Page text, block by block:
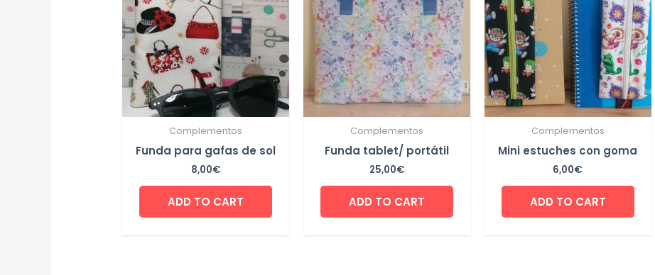
Complementos
Funda para gafas de sol
8,00€
ADD TO CART
Complementos
Funda tablet/ portátil
25,00€
ADD TO CART
Complementos
Mini estuches con goma
6,00€
ADD TO CART